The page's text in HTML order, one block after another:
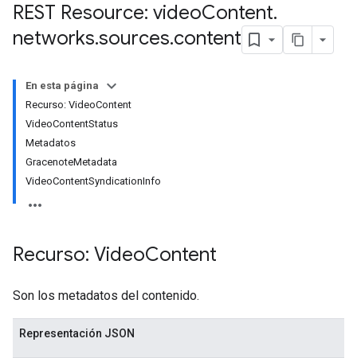
REST Resource: videoContent.
networks.sources.content
En esta página
Recurso: VideoContent
VideoContentStatus
Metadatos
GracenoteMetadata
VideoContentSyndicationInfo
Recurso: VideoContent
Son los metadatos del contenido.
Representación JSON